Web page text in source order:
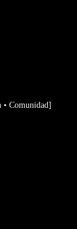
Comunidad]